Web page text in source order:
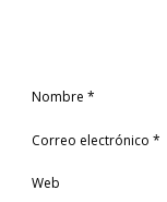
Nombre *
Correo electrónico *
Web